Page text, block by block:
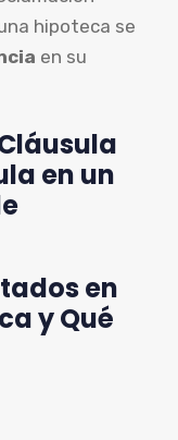
hipoteca se
en su
en un
en
y Qué